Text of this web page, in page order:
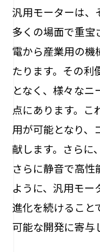
汎用モーターは、
多くの場面で重宝
電から産業用の機
たります。その利
となく、様々な
点にあります。こ
用が可能となり、
献します。さらに
さらに静音で高性
ように、汎用モー
進化を続けること
可能な開発に寄与